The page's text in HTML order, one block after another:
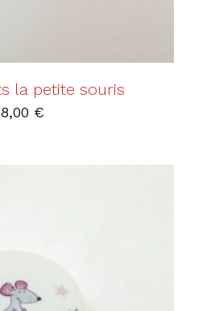
la petite souris
€